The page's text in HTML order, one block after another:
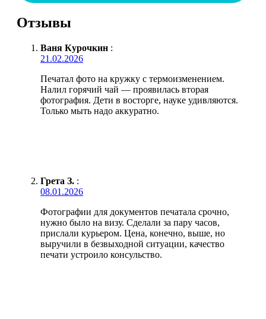
Отзывы
Ваня Курочкин :
21.02.2026
Печатал фото на кружку с термоизменением.
Налил горячий чай — проявилась вторая
фотография. Дети в восторге, науке удивляются.
Только мыть надо аккуратно.
Грета З. :
08.01.2026
Фотографии для документов печатала срочно,
нужно было на визу. Сделали за пару часов,
прислали курьером. Цена, конечно, выше, но
выручили в безвыходной ситуации, качество
печати устроило консульство.